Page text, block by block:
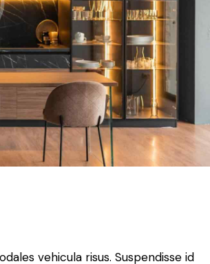
vehicula risus. Suspendisse id